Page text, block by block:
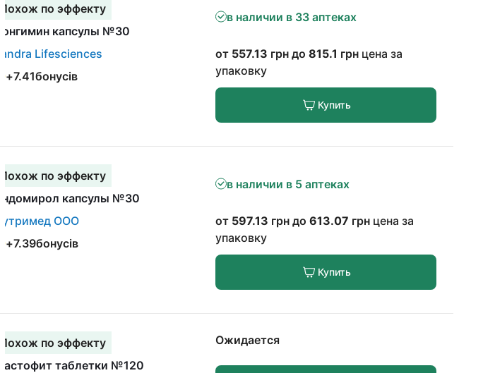
Похож по эффекту
Лонгимин капсулы №30
Zandra Lifesciences
+7.41бонусів
в наличии в 33 аптеках
от 557.13 грн до 815.1 грн цена за
упаковку
Купить
Похож по эффекту
Индомирол капсулы №30
Нутримед ООО
+7.39бонусів
в наличии в 5 аптеках
от 597.13 грн до 613.07 грн цена за
упаковку
Купить
Похож по эффекту
Мастофит таблетки №120
Ожидается